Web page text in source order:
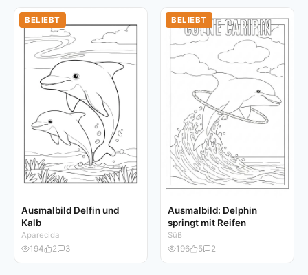
BELIEBT
Ausmalbild Delfin und
Kalb
Aparecida
194
2 3
BELIEBT
Ausmalbild: Delphin
springt mit Reifen
Süß
196
5 2